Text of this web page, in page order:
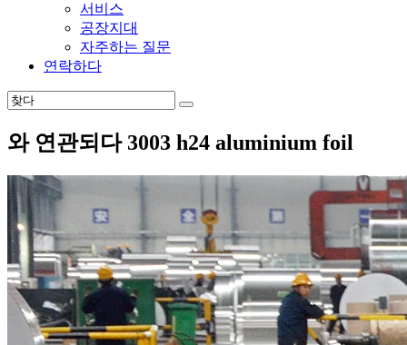
서비스
공장지대
자주하는 질문
연락하다
와 연관되다 3003 h24 aluminium foil